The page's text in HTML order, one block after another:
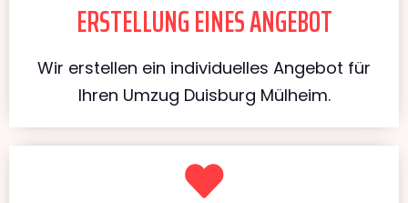
ERSTELLUNG EINES ANGEBOT
Wir erstellen ein individuelles Angebot für
Ihren Umzug Duisburg Mülheim.